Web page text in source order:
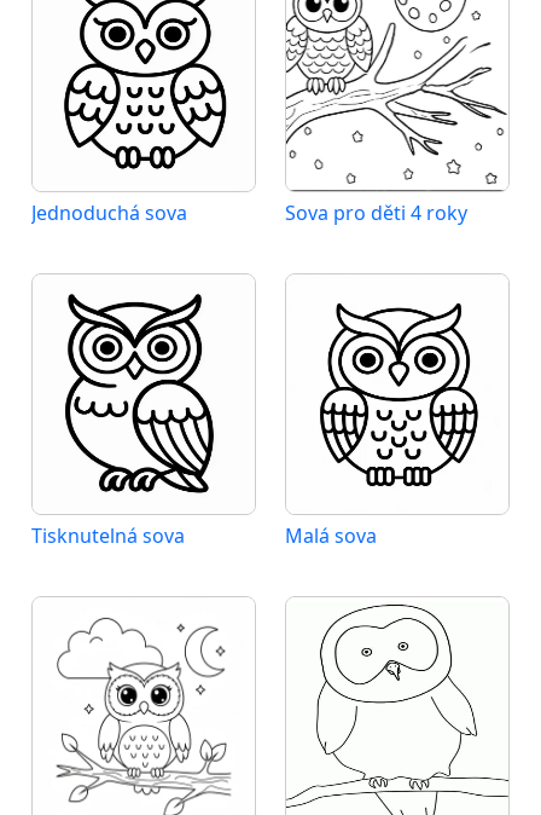
Jednoduchá sova Sova pro děti 4 roky
Tisknutelná sova Malá sova